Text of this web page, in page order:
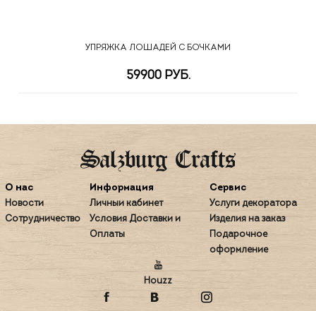
УПРЯЖКА ЛОШАДЕЙ С БОЧКАМИ
59900 РУБ.
О нас
Новости
Сотрудничество
Информация
Личный кабинет
Условия Доставки и
Оплаты
Сервис
Услуги декоратора
Изделия на заказ
Подарочное
оформление
Houzz